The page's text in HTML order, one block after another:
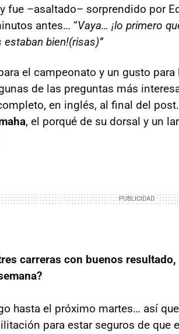
fue –asaltado– sorprendido por
antes… “Vaya… ¡lo primero
bien!(risas)”
el campeonato y un gusto
de las preguntas más
en inglés, al final del
, el porqué de su dorsal y un
carreras con buenos
hasta el próximo martes… así
para estar seguros de que